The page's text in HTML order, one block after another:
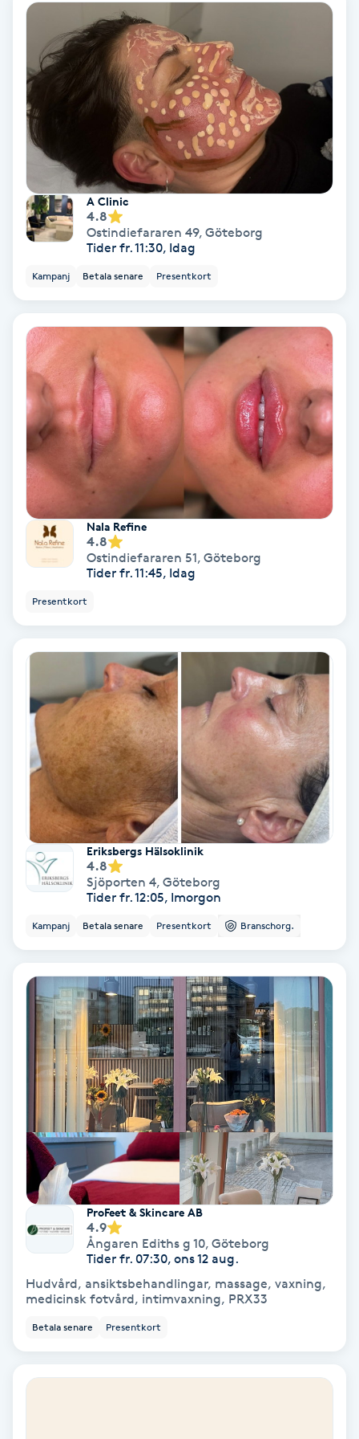
Ansiktsbehandling djuprengörande
Babylights
Balayage
Bambumassage
Barber
BIAB
Blowout
Bottenfärg
Brynformning
Brynfärgning
Brynplockning
Bröllopsuppsättning
Color correction
Cryoterapi
Damklippning
Dermapen
Diamantslipning
Enzympeeling
Extensions
Extensions borttagning
Eyeliner-tatuering
Face framing
Faceliftmassage
Fet hårbotten
Fettreducering
A Clinic
4.8
Ostindiefararen 49, Göteborg
Tider fr. 11:30, Idag
Kampanj Betala senare Presentkort
Nala Refine
4.8
Ostindiefararen 51, Göteborg
Tider fr. 11:45, Idag
Presentkort
Eriksbergs Hälsoklinik
4.8
Sjöporten 4, Göteborg
Tider fr. 12:05, Imorgon
Kampanj Betala senare Presentkort Branschorg.
ProFeet & Skincare AB
4.9
Ångaren Ediths g 10, Göteborg
Tider fr. 07:30, ons 12 aug.
Hudvård, ansiktsbehandlingar, massage, vaxning,
medicinsk fotvård, intimvaxning, PRX33
Betala senare Presentkort